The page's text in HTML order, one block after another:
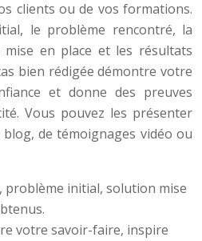
clients ou de vos formations.
le problème rencontré, la
en place et les résultats
bien rédigée démontre votre
et donne des preuves
Vous pouvez les présenter
de témoignages vidéo ou
problème initial, solution mise
votre savoir-faire, inspire